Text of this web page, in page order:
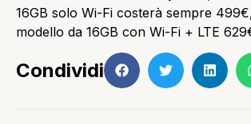
16GB solo Wi-Fi costerà sempre
modello da 16GB con Wi-Fi + LTE
Condividi